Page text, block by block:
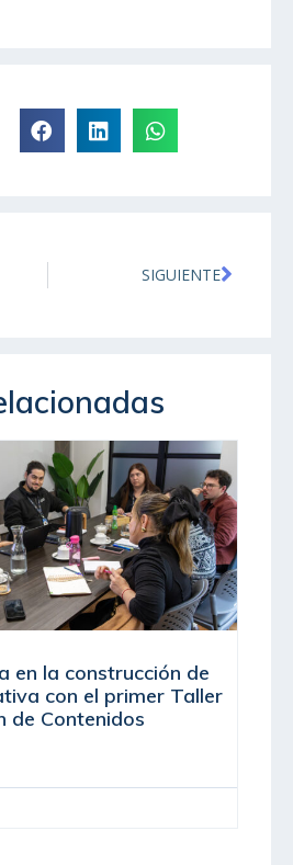
SIGUIENTE
en la construcción de
con el primer Taller
de Contenidos